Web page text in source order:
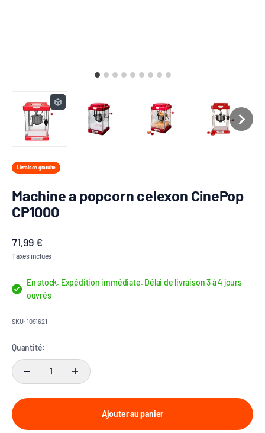
Livraison gratuite
Machine a popcorn celexon CinePop
CP1000
Prix de vente
71,99 €
Taxes inclues
En stock. Expédition immédiate. Délai de livraison 3 à 4 jours
ouvrés
SKU: 1091621
Quantité:
Ajouter au panier